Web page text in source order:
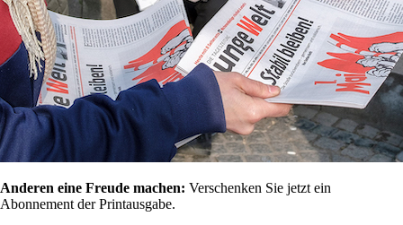
Anderen eine Freude machen: Verschenken Sie jetzt ein
Abonnement der Printausgabe.